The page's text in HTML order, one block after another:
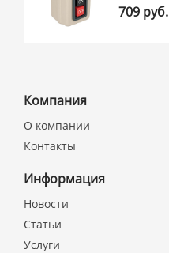
709 руб.
Компания
О компании
Контакты
Информация
Новости
Статьи
Услуги